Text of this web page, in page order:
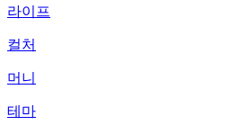
라이프
컬처
머니
테마